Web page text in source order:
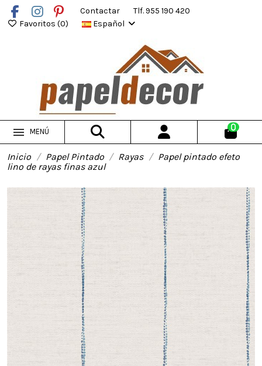
Contactar
Tlf. 955 190 420
Favoritos (0) Español
MENÚ 0
Inicio Papel Pintado Rayas
Papel pintado efeto
lino de rayas finas azul